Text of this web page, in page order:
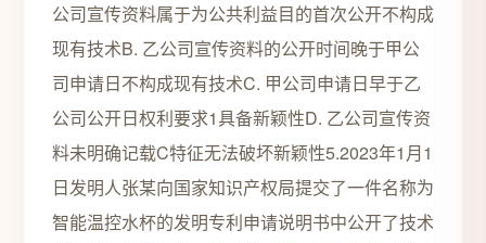
公司宣传资料属于为公共利益目的首次公开不构成
现有技术B. 乙公司宣传资料的公开时间晚于甲公
司申请日不构成现有技术C. 甲公司申请日早于乙
公司公开日权利要求1具备新颖性D. 乙公司宣传资
料未明确记载C特征无法破坏新颖性5.2023年1月1
日发明人张某向国家知识产权局提交了一件名称为
智能温控水杯的发明专利申请说明书中公开了技术